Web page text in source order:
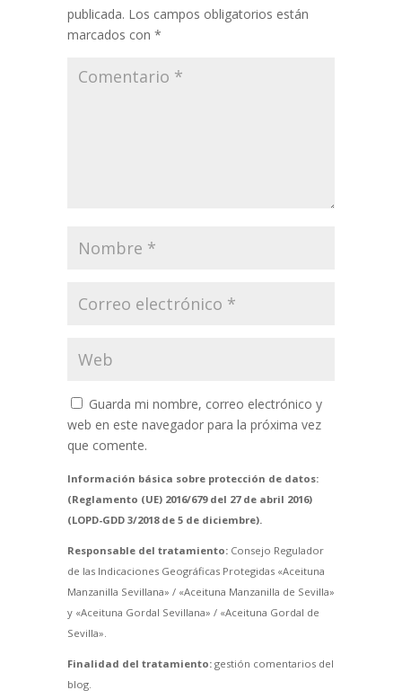
publicada. Los campos obligatorios están
marcados con *
Guarda mi nombre, correo electrónico y
web en este navegador para la próxima vez
que comente.
Información básica sobre protección de datos:
(Reglamento (UE) 2016/679 del 27 de abril 2016)
(LOPD-GDD 3/2018 de 5 de diciembre).
Responsable del tratamiento:Consejo Regulador
de las Indicaciones Geográficas Protegidas «Aceituna
Manzanilla Sevillana» / «Aceituna Manzanilla de Sevilla»
y «Aceituna Gordal Sevillana» / «Aceituna Gordal de
Sevilla».
Finalidad del tratamiento:gestión comentarios del
blog.